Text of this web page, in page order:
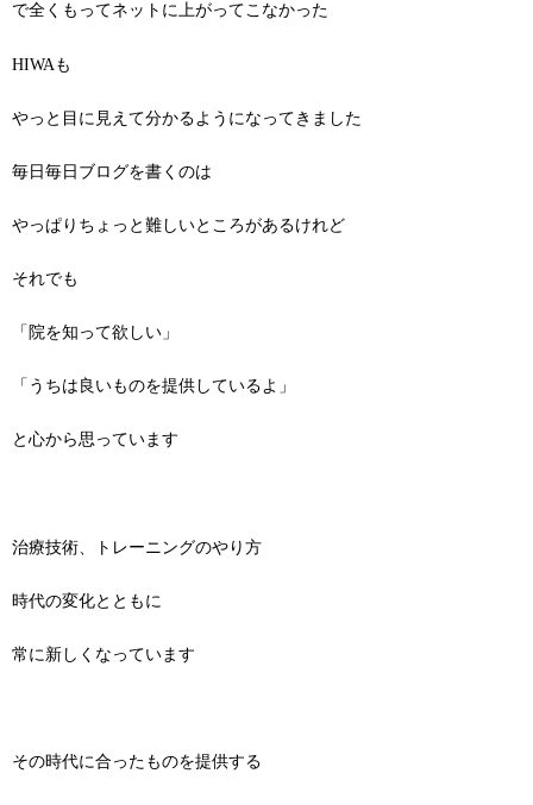
で全くもってネットに上がってこなかった
HIWAも
やっと目に見えて分かるようになってきました
毎日毎日ブログを書くのは
やっぱりちょっと難しいところがあるけれど
それでも
「院を知って欲しい」
「うちは良いものを提供しているよ」
と心から思っています
治療技術、トレーニングのやり方
時代の変化とともに
常に新しくなっています
その時代に合ったものを提供する